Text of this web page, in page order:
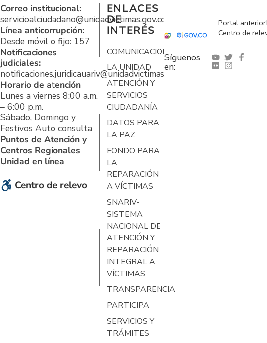
Correo institucional:
servicioalciudadano@unidadvictimas.gov.co
Línea anticorrupción:
Desde móvil o fijo: 157
Notificaciones
judiciales:
notificaciones.juridicauariv@unidadvictimas.gov.co
Horario de atención
Lunes a viernes 8:00 a.m.
– 6:00 p.m.
Sábado, Domingo y
Festivos Auto consulta
Puntos de Atención y
Centros Regionales
Unidad en línea
Centro de relevo
ENLACES
DE
INTERÉS
COMUNICACIONES
LA UNIDAD
ATENCIÓN Y
SERVICIOS
CIUDADANÍA
DATOS PARA
LA PAZ
FONDO PARA
LA
REPARACIÓN
A VÍCTIMAS
SNARIV-
SISTEMA
NACIONAL DE
ATENCIÓN Y
REPARACIÓN
INTEGRAL A
VÍCTIMAS
TRANSPARENCIA
PARTICIPA
SERVICIOS Y
TRÁMITES
Portal anterior
Centro de
Síguenos
en: